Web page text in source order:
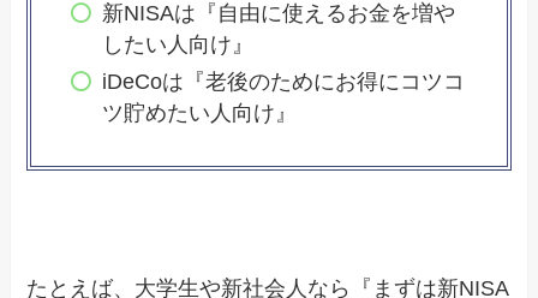
新NISAは『自由に使えるお金を増や
したい人向け』
iDeCoは『老後のためにお得にコツコ
ツ貯めたい人向け』
たとえば、大学生や新社会人なら『まずは新NISA